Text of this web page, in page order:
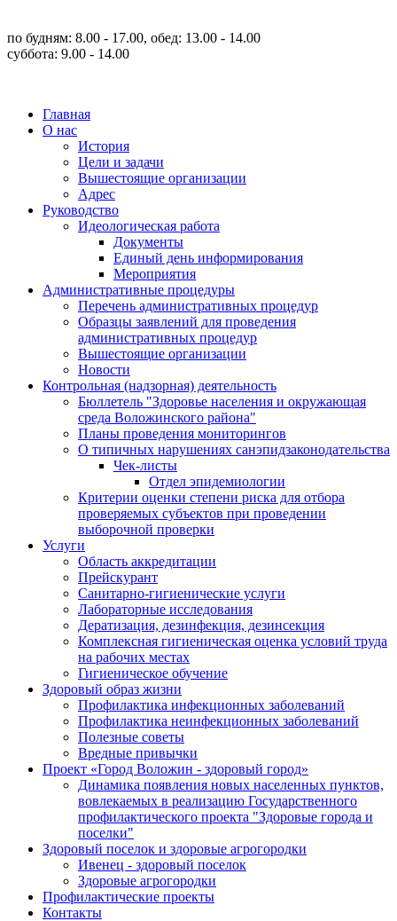
по будням: 8.00 - 17.00, обед: 13.00 - 14.00
суббота: 9.00 - 14.00
Главная
О нас
История
Цели и задачи
Вышестоящие организации
Адрес
Руководство
Идеологическая работа
Документы
Единый день информирования
Мероприятия
Административные процедуры
Перечень административных процедур
Образцы заявлений для проведения
административных процедур
Вышестоящие организации
Новости
Контрольная (надзорная) деятельность
Бюллетель "Здоровье населения и окружающая
среда Воложинского района"
Планы проведения мониторингов
О типичных нарушениях санэпидзаконодательства
Чек-листы
Отдел эпидемиологии
Критерии оценки степени риска для отбора
проверяемых субъектов при проведении
выборочной проверки
Услуги
Область аккредитации
Прейскурант
Санитарно-гигиенические услуги
Лабораторные исследования
Дератизация, дезинфекция, дезинсекция
Комплексная гигиеническая оценка условий труда
на рабочих местах
Гигиеническое обучение
Здоровый образ жизни
Профилактика инфекционных заболеваний
Профилактика неинфекционных заболеваний
Полезные советы
Вредные привычки
Проект «Город Воложин - здоровый город»
Динамика появления новых населенных пунктов,
вовлекаемых в реализацию Государственного
профилактического проекта "Здоровые города и
поселки"
Здоровый поселок и здоровые агрогородки
Ивенец - здоровый поселок
Здоровые агрогородки
Профилактические проекты
Контакты